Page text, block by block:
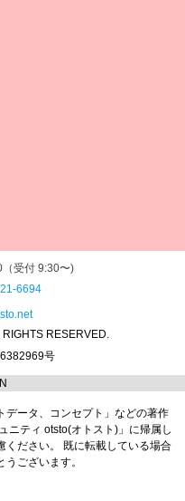
受付 9:30〜)
6694
RESERVED.
号
データ、コンセプト」などの著作
ニティ otsto(オトスト)」に帰属し
ださい。
既に転載している場合
ございます。